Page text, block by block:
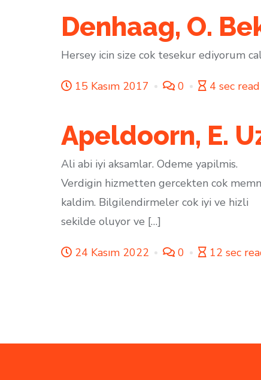
Denhaag, O.
Hersey icin size cok tesekur ediyorum
15 Kasım 2017 0 4 sec read
Apeldoorn, E.
Ali abi iyi aksamlar. Odeme yapilmis.
Verdigin hizmetten gercekten cok
kaldim. Bilgilendirmeler cok iyi ve hizli
sekilde oluyor ve […]
24 Kasım 2022 0 12 sec